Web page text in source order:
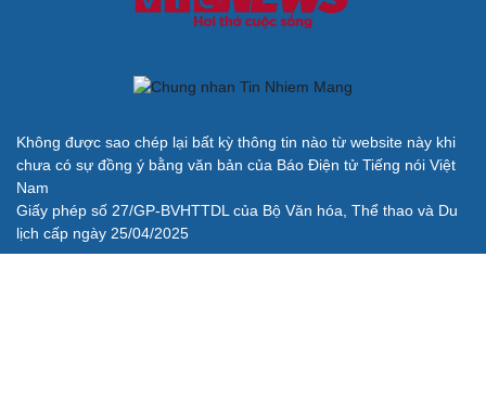
Không được sao chép lại bất kỳ thông tin nào từ website này khi
chưa có sự đồng ý bằng văn bản của Báo Điện tử Tiếng nói Việt
Nam
Giấy phép số 27/GP-BVHTTDL của Bộ Văn hóa, Thể thao và Du
lịch cấp ngày 25/04/2025